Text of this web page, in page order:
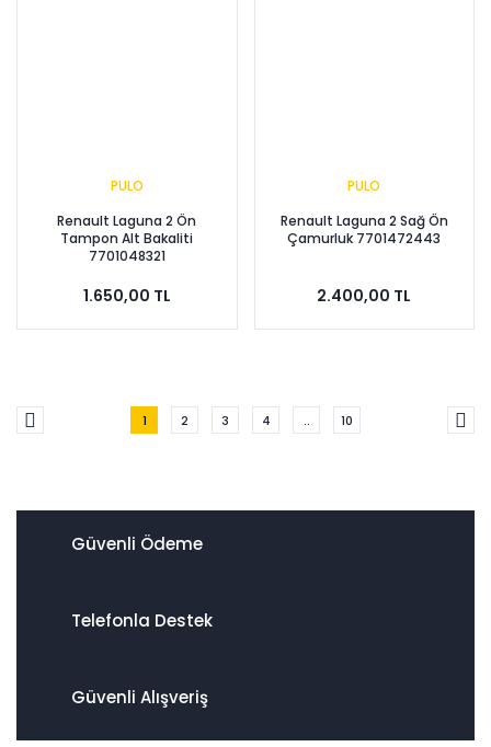
PULO
Renault Laguna 2 Ön
Tampon Alt Bakaliti
7701048321
1.650,00 TL
PULO
Renault Laguna 2 Sağ Ön
Çamurluk 7701472443
2.400,00 TL
1 2 3 4 .. 10
Güvenli Ödeme
Telefonla Destek
Güvenli Alışveriş